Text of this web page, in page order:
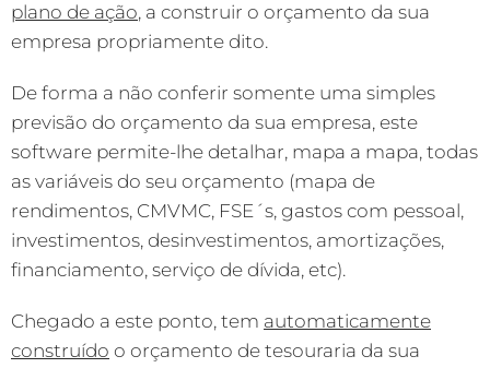
plano de ação, a construir o orçamento da sua
empresa propriamente dito.
De forma a não conferir somente uma simples
previsão do orçamento da sua empresa, este
software permite-lhe detalhar, mapa a mapa, todas
as variáveis do seu orçamento (mapa de
rendimentos, CMVMC, FSE´s, gastos com pessoal,
investimentos, desinvestimentos, amortizações,
financiamento, serviço de dívida, etc).
Chegado a este ponto, tem automaticamente
construído o orçamento de tesouraria da sua